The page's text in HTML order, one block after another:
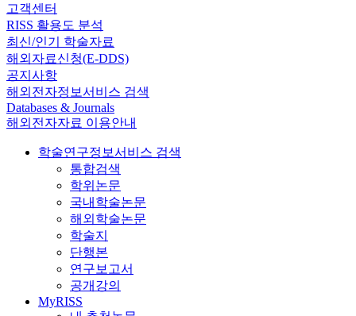
고객센터
RISS 활용도 분석
최신/인기 학술자료
해외자료신청(E-DDS)
공지사항
해외전자정보서비스 검색
Databases & Journals
해외전자자료 이용안내
학술연구정보서비스 검색
통합검색
학위논문
국내학술논문
해외학술논문
학술지
단행본
연구보고서
공개강의
MyRISS